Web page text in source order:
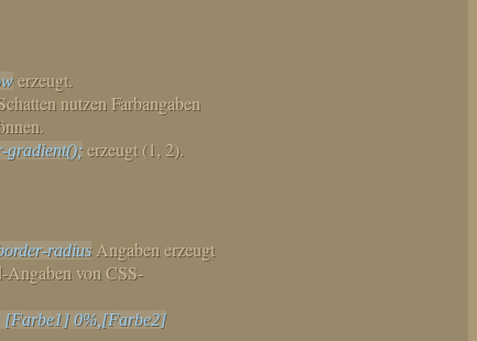
erzeugt.
nutzen Farbangaben
gradient(); erzeugt (1, 2).
radiusAngaben erzeugt
von CSS-
[Farbe1] 0%,[Farbe2]